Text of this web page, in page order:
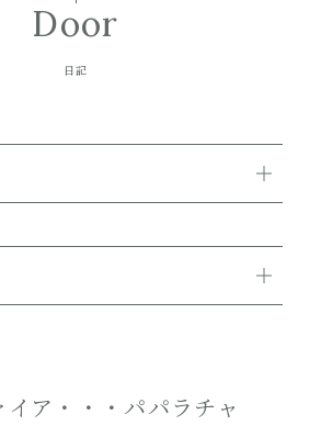
Door
日記
ア・・・パパラチャ